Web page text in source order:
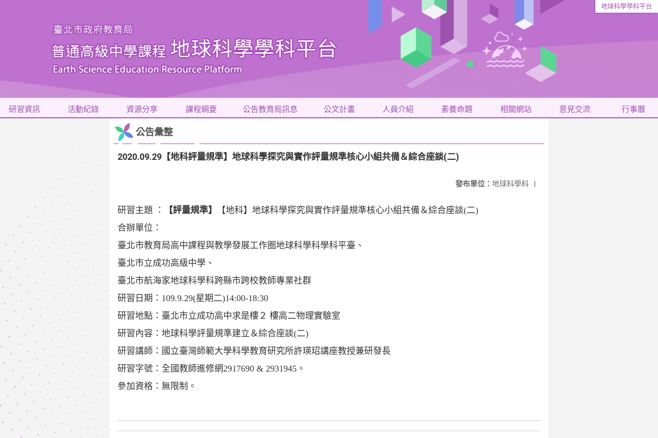
地球科學學科平台
研習資訊 活動紀錄 資源分享 課程綱要 公告教育局訊息 公文計畫 人員介紹 素養命題 相關網站 意見交流 行事曆
公告彙整
2020.09.29【地科評量規準】地球科學探究與實作評量規準核心小組共備＆綜合座談(二)
發布單位： 地球科學科 |
研習主題 ： 【評量規準】
【地科】地球科學探究與實作評量規準核心小組共備＆綜合座談(二)
合辦單位：
臺北市教育局高中課程與教學發展工作圈地球科學科學科平臺、
臺北市立成功高級中學、
臺北市航海家地球科學科跨縣市跨校教師專業社群
研習日期：109.9.29(星期二)14:00-18:30
研習地點：臺北市立成功高中求是樓２ 樓高二物理實驗室
研習內容：地球科學評量規準建立＆綜合座談(二)
研習講師：國立臺灣師範大學科學教育研究所許瑛玿講座教授兼研發長
研習字號：全國教師進修網2917690 & 2931945。
參加資格：無限制。